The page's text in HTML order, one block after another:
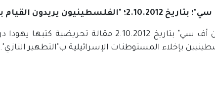
يريدون القيام بتطهير نازي"
بإخلاء المستوطنات الإسرائيلية ب"التطهير النازي".